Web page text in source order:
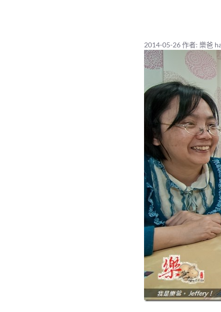
2014-05-26作者: 樂爸